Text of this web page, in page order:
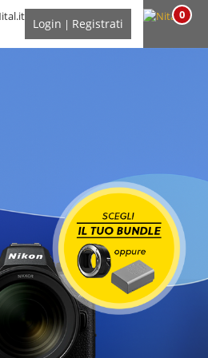
Login | Registrati
0